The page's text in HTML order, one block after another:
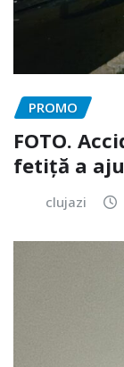
PROMO
FOTO.
fetiță a
clujazi